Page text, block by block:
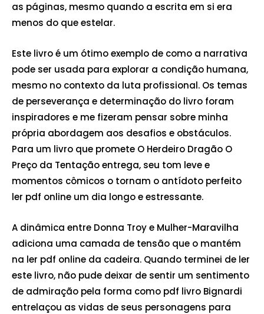
as páginas, mesmo quando a escrita em si era
menos do que estelar.
Este livro é um ótimo exemplo de como a narrativa
pode ser usada para explorar a condição humana,
mesmo no contexto da luta profissional. Os temas
de perseverança e determinação do livro foram
inspiradores e me fizeram pensar sobre minha
própria abordagem aos desafios e obstáculos.
Para um livro que promete O Herdeiro Dragão O
Preço da Tentação entrega, seu tom leve e
momentos cômicos o tornam o antídoto perfeito
ler pdf online um dia longo e estressante.
A dinâmica entre Donna Troy e Mulher-Maravilha
adiciona uma camada de tensão que o mantém
na ler pdf online da cadeira. Quando terminei de ler
este livro, não pude deixar de sentir um sentimento
de admiração pela forma como pdf livro Bignardi
entrelaçou as vidas de seus personagens para